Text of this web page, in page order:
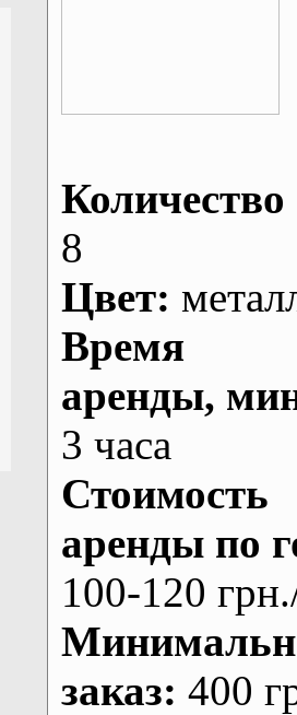
Количество
8
Цвет:
Время
аренды,
3 часа
Стоимость
аренды по
100-120
заказ: 400